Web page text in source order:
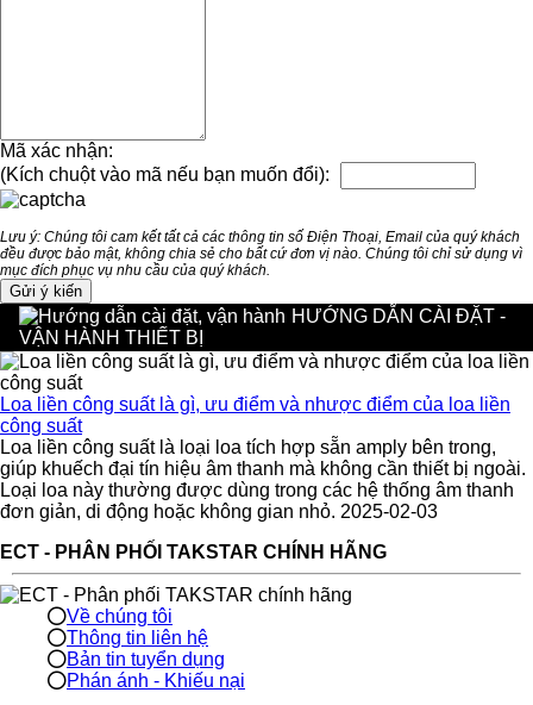
Mã xác nhận:
(Kích chuột vào mã nếu bạn muốn đổi):
Lưu ý: Chúng tôi cam kết tất cả các thông tin số Điện Thoại, Email của quý khách
đều được bảo mật, không chia sẻ cho bất cứ đơn vị nào. Chúng tôi chỉ sử dụng vì
mục đích phục vụ nhu cầu của quý khách.
HƯỚNG DẪN CÀI ĐẶT -
VẬN HÀNH THIẾT BỊ
Loa liền công suất là gì, ưu điểm và nhược điểm của loa liền
công suất
Loa liền công suất là loại loa tích hợp sẵn amply bên trong,
giúp khuếch đại tín hiệu âm thanh mà không cần thiết bị ngoài.
Loại loa này thường được dùng trong các hệ thống âm thanh
đơn giản, di động hoặc không gian nhỏ. 2025-02-03
ECT - PHÂN PHỐI TAKSTAR CHÍNH HÃNG
Về chúng tôi
Thông tin liên hệ
Bản tin tuyển dụng
Phán ánh - Khiếu nại